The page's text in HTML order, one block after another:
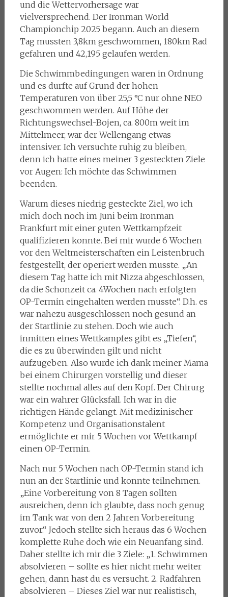
und die Wettervorhersage war
vielversprechend. Der Ironman World
Championchip 2025 begann. Auch an diesem
Tag mussten 3,8km geschwommen, 180km Rad
gefahren und 42,195 gelaufen werden.
Die Schwimmbedingungen waren in Ordnung
und es durfte auf Grund der hohen
Temperaturen von über 25,5 °C nur ohne NEO
geschwommen werden. Auf Höhe der
Richtungswechsel-Bojen, ca. 800m weit im
Mittelmeer, war der Wellengang etwas
intensiver. Ich versuchte ruhig zu bleiben,
denn ich hatte eines meiner 3 gesteckten Ziele
vor Augen: Ich möchte das Schwimmen
beenden.
Warum dieses niedrig gesteckte Ziel, wo ich
mich doch noch im Juni beim Ironman
Frankfurt mit einer guten Wettkampfzeit
qualifizieren konnte. Bei mir wurde 6 Wochen
vor den Weltmeisterschaften ein Leistenbruch
festgestellt, der operiert werden musste. „An
diesem Tag hatte ich mit Nizza abgeschlossen,
da die Schonzeit ca. 4Wochen nach erfolgten
OP-Termin eingehalten werden musste“. D.h. es
war nahezu ausgeschlossen noch gesund an
der Startlinie zu stehen. Doch wie auch
inmitten eines Wettkampfes gibt es „Tiefen“,
die es zu überwinden gilt und nicht
aufzugeben. Also wurde ich dank meiner Mama
bei einem Chirurgen vorstellig und dieser
stellte nochmal alles auf den Kopf. Der Chirurg
war ein wahrer Glücksfall. Ich war in die
richtigen Hände gelangt. Mit medizinischer
Kompetenz und Organisationstalent
ermöglichte er mir 5 Wochen vor Wettkampf
einen OP-Termin.
Nach nur 5 Wochen nach OP-Termin stand ich
nun an der Startlinie und konnte teilnehmen.
„Eine Vorbereitung von 8 Tagen sollten
ausreichen, denn ich glaubte, dass noch genug
im Tank war von den 2 Jahren Vorbereitung
zuvor.“ Jedoch stellte sich heraus das 6 Wochen
komplette Ruhe doch wie ein Neuanfang sind.
Daher stellte ich mir die 3 Ziele: „1. Schwimmen
absolvieren – sollte es hier nicht mehr weiter
gehen, dann hast du es versucht. 2. Radfahren
absolvieren – Dieses Ziel war nur realistisch,